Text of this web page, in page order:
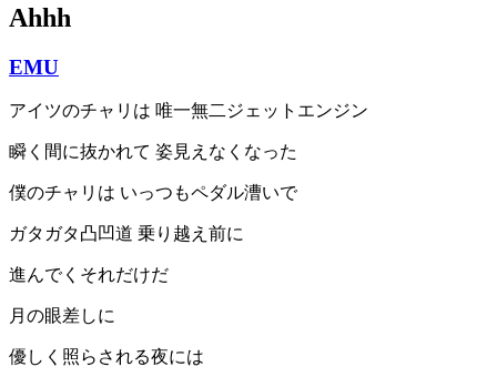
Ahhh
EMU
アイツのチャリは 唯一無二ジェットエンジン
瞬く間に抜かれて 姿見えなくなった
僕のチャリは いっつもペダル漕いで
ガタガタ凸凹道 乗り越え前に
進んでくそれだけだ
月の眼差しに
優しく照らされる夜には